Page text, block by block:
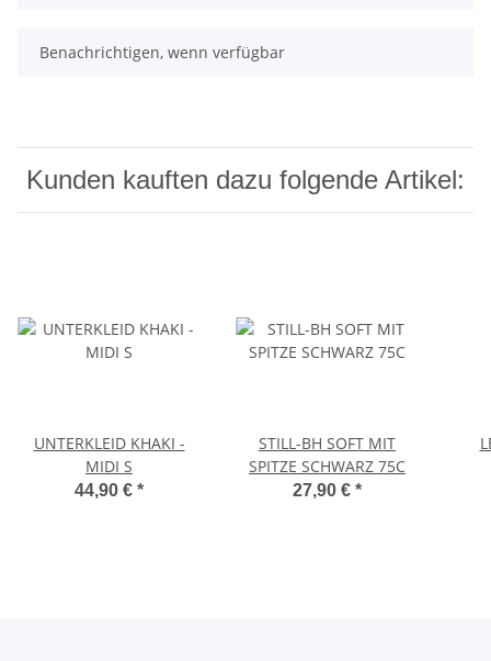
Benachrichtigen, wenn verfügbar
Kunden kauften dazu folgende Artikel:
UNTERKLEID KHAKI -
MIDI S
44,90 € *
STILL-BH SOFT MIT
SPITZE SCHWARZ 75C
27,90 € *